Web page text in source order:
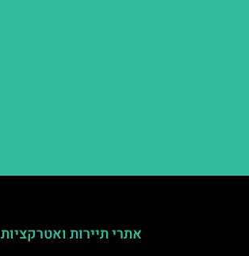
אתרי תיירות ואטרקציות